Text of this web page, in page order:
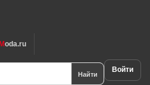
Moda.ru
Найти Войти